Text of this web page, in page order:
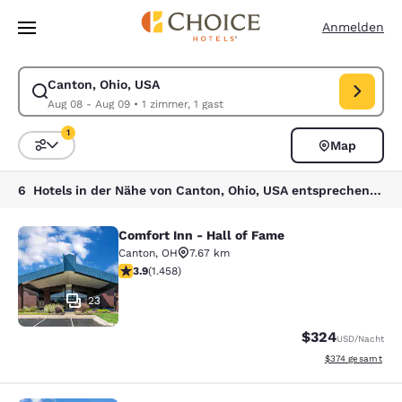
Weiter Zu Hauptinhalt
Anmelden
Canton, Ohio, USA
Aug 08 - Aug 09• 1 zimmer, 1 gast
Suche für Canton, Ohio, USA ändern. Check-in-Datum Aug 08, Check-
Sortieren und Filtern,
1
Map
6 Hotels in der Nähe von Canton, Ohio, USA entsprechen Ihren Filtern
Comfort Inn - Hall of Fame
23
Comfort Inn - Hall of Fame
Canton, OH
7.67 km
3.92-Sterne-Bewertung. Gut. 1458 Bewertungen
3.9(1.458)
$324USD/Nacht
Geschätzte
$374 gesamt